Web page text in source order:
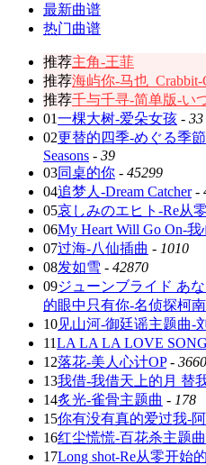
最新曲谱
热门曲谱
推荐主角-王菲
推荐海屿你-马也_Crabbit-
推荐千与千寻-简单版-い
01一棵大树-爱朵女孩 - 33
02更替的四季-めぐる季
Seasons - 39
03同桌的你 - 45299
04追梦人-Dream Catcher-
05哀しみのエヒト-Re从
06My Heart Will Go On-
07过海-八仙插曲 - 1010
08发如雪 - 42870
09ジューンブライド あ
的眼中只有你-名侦探柯南
10见山河-御廷谣主题曲-
11LA LA LA LOVE
12落花-美人心计OP-
13我借-我借天上的月 替
14炙光-雀骨主题曲 - 178
15你有没有真的爱过我-
16红尘慌慌-百花杀主题
17Long shot-Re从零开始